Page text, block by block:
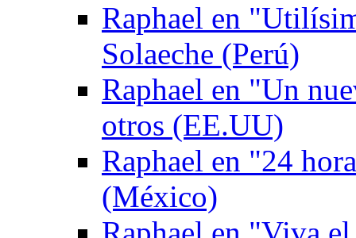
Raphael en
Solaeche (Perú)
Raphael en "Un
otros (EE.UU)
Raphael en "24
(México)